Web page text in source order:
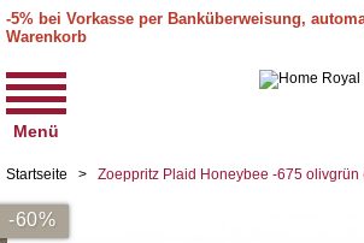
-5% bei Vorkasse per Banküberweisung,
Warenkorb
Menü
Startseite > Zoeppritz Plaid Honeybee -675 olivgrün
-60%